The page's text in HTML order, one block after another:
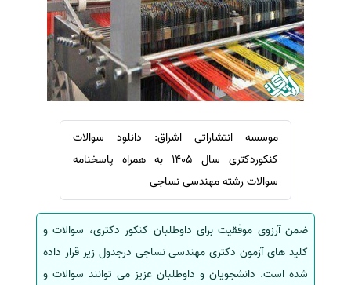
ترجمه عربی به فارسی
مشاهده همه زبان ها
سفارش ویرایش
سفارش پارافریز
سفارش فرمت‌بندی
سفارش کاهش کمیت
سفارش معرفی مجله
سفارش معرفی مقاله
سفارش معرفی کتاب
سفارش چکیده مبسوط
سفارش ترجمه مولتی‌مدیا
سفارش گویندگی
سفارش تولید محتوا
موسسه انتشاراتی اشراق: دانلود سوالات
کنکوردکتری سال 1405 به همراه پاسخنامه
سوالات رشته مهندسی نساجی
ضمن آرزوی موفقیت برای داوطلبان کنکور دکتری، سوالات و
کلید های آزمون دکتری مهندسی نساجی درجدول زیر قرار داده
شده است. دانشجویان و داوطلبان عزیز می توانند سوالات و